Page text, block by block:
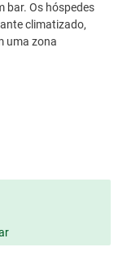
bar. Os hóspedes
climatizado,
uma zona